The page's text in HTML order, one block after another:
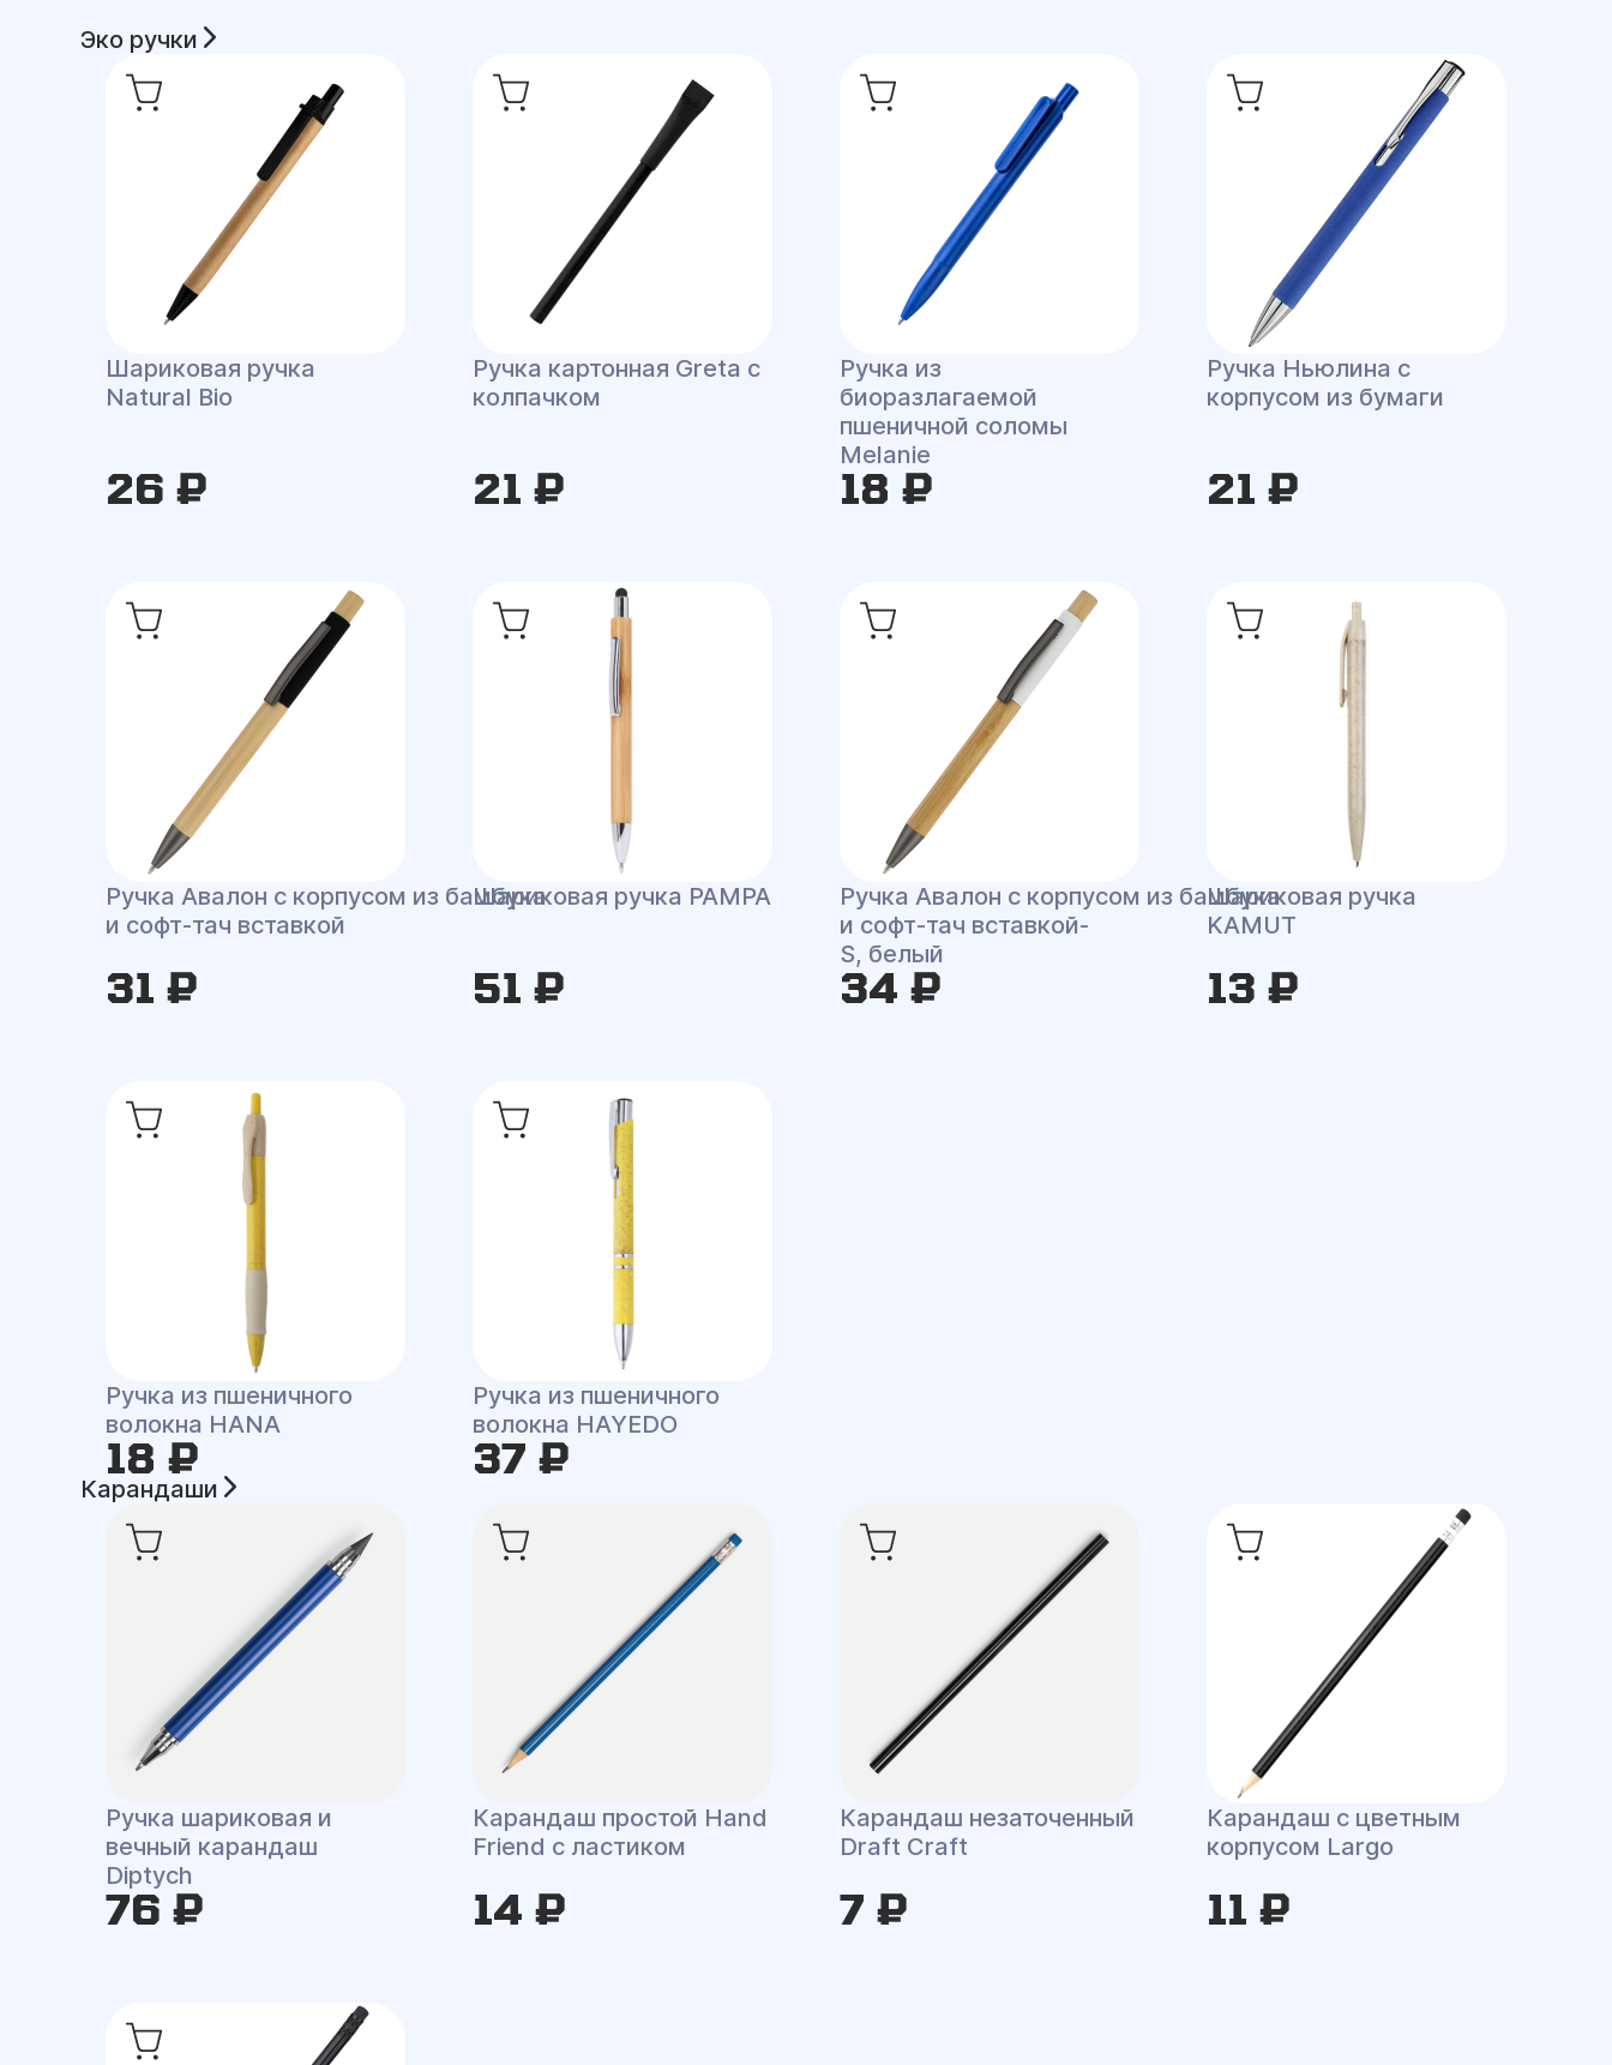
Эко ручки
Шариковая ручка
Natural Bio
26 ₽
Ручка картонная Greta с
колпачком
21 ₽
Ручка из
биоразлагаемой
пшеничной соломы
Melanie
18 ₽
Ручка Ньюлина с
корпусом из бумаги
21 ₽
Ручка Авалон с корпусом из бамбука
и софт-тач вставкой
31 ₽
Шариковая ручка PAMPA
51 ₽
Ручка Авалон с корпусом из бамбука
и софт-тач вставкой-
S, белый
34 ₽
Шариковая ручка
KAMUT
13 ₽
Ручка из пшеничного
волокна HANA
18 ₽
Ручка из пшеничного
волокна HAYEDO
37 ₽
Карандаши
Ручка шариковая и
вечный карандаш
Diptych
76 ₽
Карандаш простой Hand
Friend с ластиком
14 ₽
Карандаш незаточенный
Draft Craft
7 ₽
Карандаш с цветным
корпусом Largo
11 ₽